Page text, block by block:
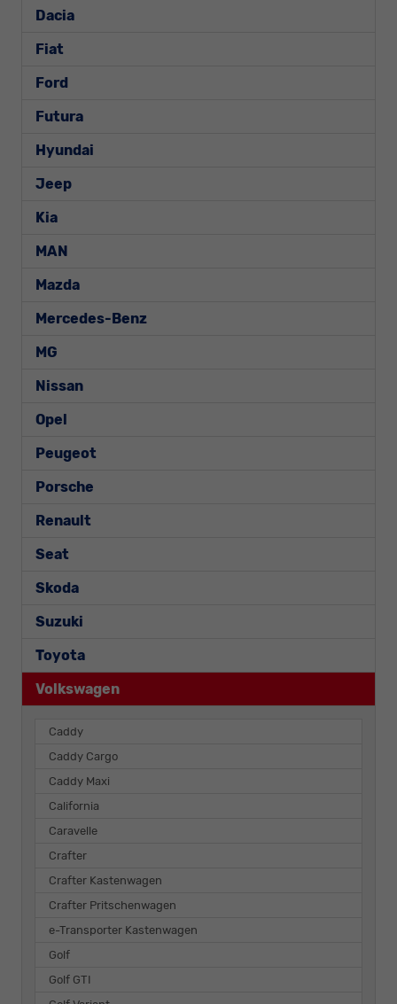
Dacia
Fiat
Ford
Futura
Hyundai
Jeep
Kia
MAN
Mazda
Mercedes-Benz
MG
Nissan
Opel
Peugeot
Porsche
Renault
Seat
Skoda
Suzuki
Toyota
Volkswagen
Caddy
Caddy Cargo
Caddy Maxi
California
Caravelle
Crafter
Crafter Kastenwagen
Crafter Pritschenwagen
e-Transporter Kastenwagen
Golf
Golf GTI